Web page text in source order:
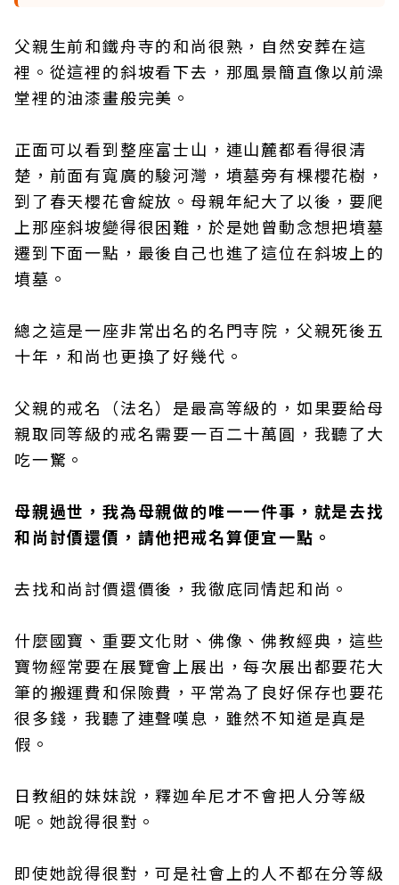
父親生前和鐵舟寺的和尚很熟，自然安葬在這
裡。從這裡的斜坡看下去，那風景簡直像以前澡
堂裡的油漆畫般完美。
正面可以看到整座富士山，連山麓都看得很清
楚，前面有寬廣的駿河灣，墳墓旁有棵櫻花樹，
到了春天櫻花會綻放。母親年紀大了以後，要爬
上那座斜坡變得很困難，於是她曾動念想把墳墓
遷到下面一點，最後自己也進了這位在斜坡上的
墳墓。
總之這是一座非常出名的名門寺院，父親死後五
十年，和尚也更換了好幾代。
父親的戒名（法名）是最高等級的，如果要給母
親取同等級的戒名需要一百二十萬圓，我聽了大
吃一驚。
母親過世，我為母親做的唯一一件事，就是去找
和尚討價還價，請他把戒名算便宜一點。
去找和尚討價還價後，我徹底同情起和尚。
什麼國寶、重要文化財、佛像、佛教經典，這些
寶物經常要在展覽會上展出，每次展出都要花大
筆的搬運費和保險費，平常為了良好保存也要花
很多錢，我聽了連聲嘆息，雖然不知道是真是
假。
日教組的妹妹說，釋迦牟尼才不會把人分等級
呢。她說得很對。
即使她說得很對，可是社會上的人不都在分等級